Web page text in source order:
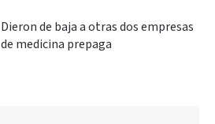
Dieron de baja a otras dos empresas
de medicina prepaga